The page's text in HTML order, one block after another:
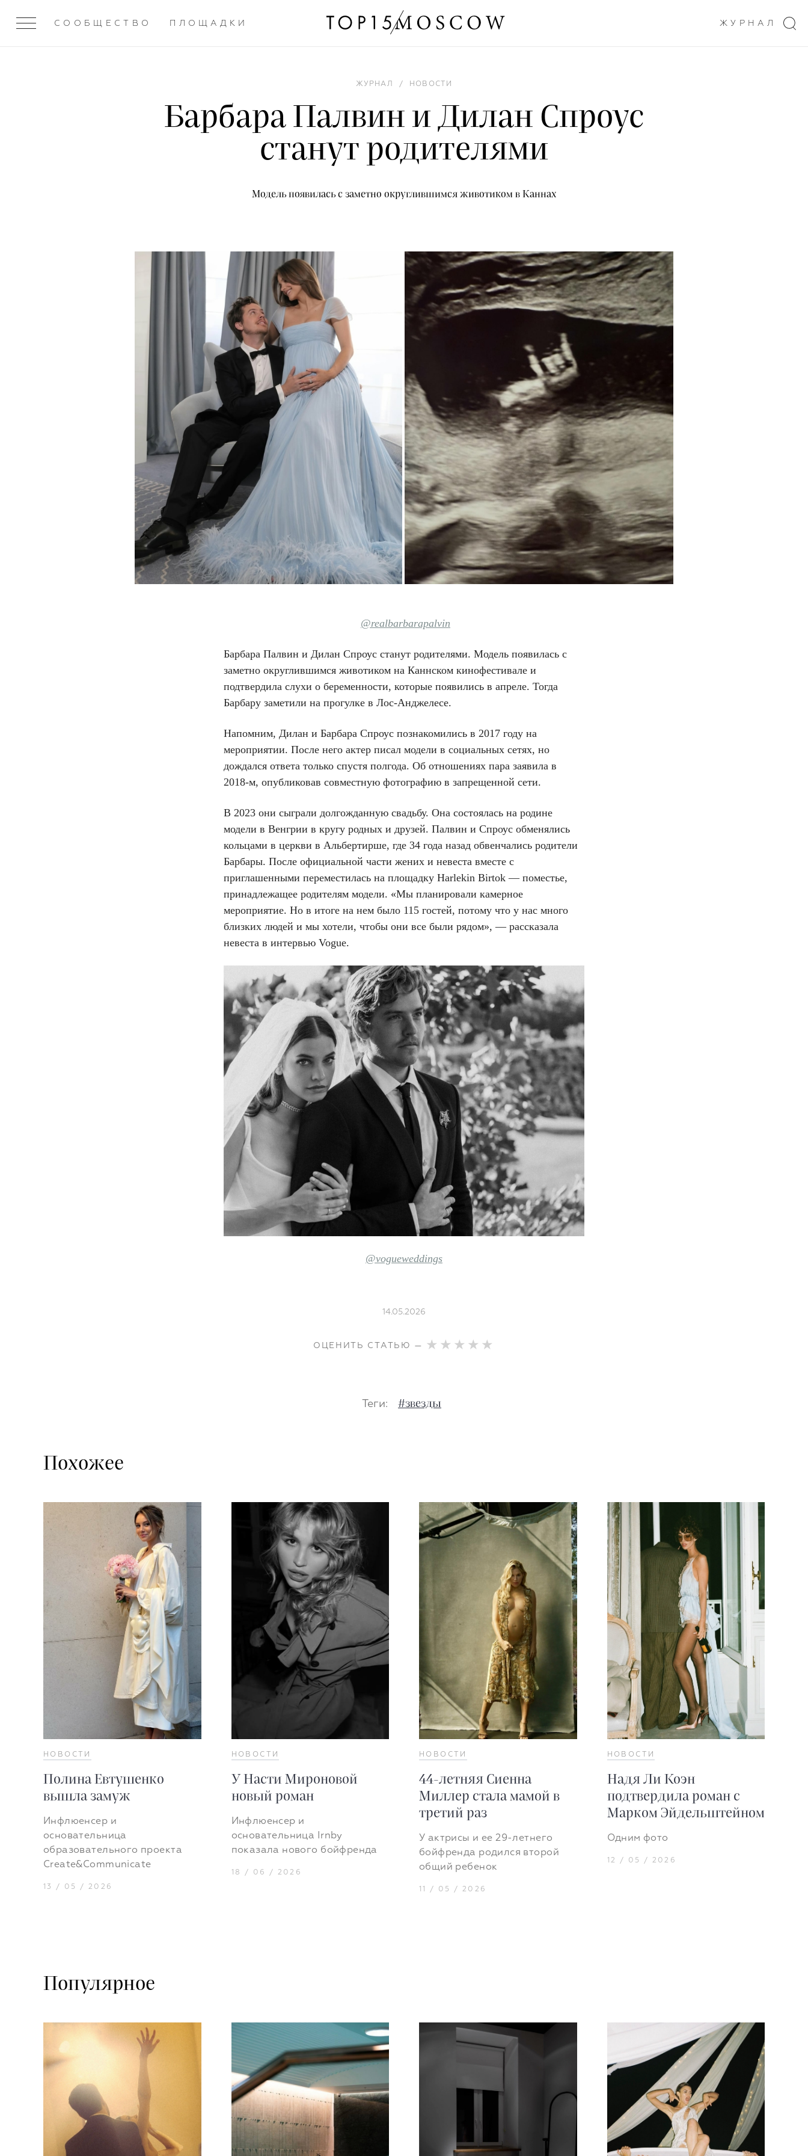
СООБЩЕСТВО ПЛОЩАДКИ ЖУРНАЛ
ЖУРНАЛ / НОВОСТИ
Барбара Палвин и Дилан Спроус
станут родителями
Модель появилась с заметно округлившимся животиком в Каннах
@realbarbarapalvin
Барбара Палвин и Дилан Спроус станут родителями. Модель появилась с
заметно округлившимся животиком на Каннском кинофестивале и
подтвердила слухи о беременности, которые появились в апреле. Тогда
Барбару заметили на прогулке в Лос-Анджелесе.
Напомним, Дилан и Барбара Спроус познакомились в 2017 году на
мероприятии. После него актер писал модели в социальных сетях, но
дождался ответа только спустя полгода. Об отношениях пара заявила в
2018-м, опубликовав совместную фотографию в запрещенной сети.
В 2023 они сыграли долгожданную свадьбу. Она состоялась на родине
модели в Венгрии в кругу родных и друзей. Палвин и Спроус обменялись
кольцами в церкви в Альбертирше, где 34 года назад обвенчались родители
Барбары. После официальной части жених и невеста вместе с
приглашенными переместилась на площадку Harlekin Birtok — поместье,
принадлежащее родителям модели. «Мы планировали камерное
мероприятие. Но в итоге на нем было 115 гостей, потому что у нас много
близких людей и мы хотели, чтобы они все были рядом», — рассказала
невеста в интервью Vogue.
@vogueweddings
14.05.2026
ОЦЕНИТЬ СТАТЬЮ —
Теги: #звезды
Похожее
НОВОСТИ
Полина Евтушенко
вышла замуж
Инфлюенсер и
основательница
образовательного проекта
Create&Communicate
13 / 05 / 2026
НОВОСТИ
У Насти Мироновой
новый роман
Инфлюенсер и
основательница Irnby
показала нового бойфренда
18 / 06 / 2026
НОВОСТИ
44-летняя Сиенна
Миллер стала мамой в
третий раз
У актрисы и ее 29-летнего
бойфренда родился второй
общий ребенок
11 / 05 / 2026
НОВОСТИ
Надя Ли Коэн
подтвердила роман с
Марком Эйдельштейном
Одним фото
12 / 05 / 2026
Популярное